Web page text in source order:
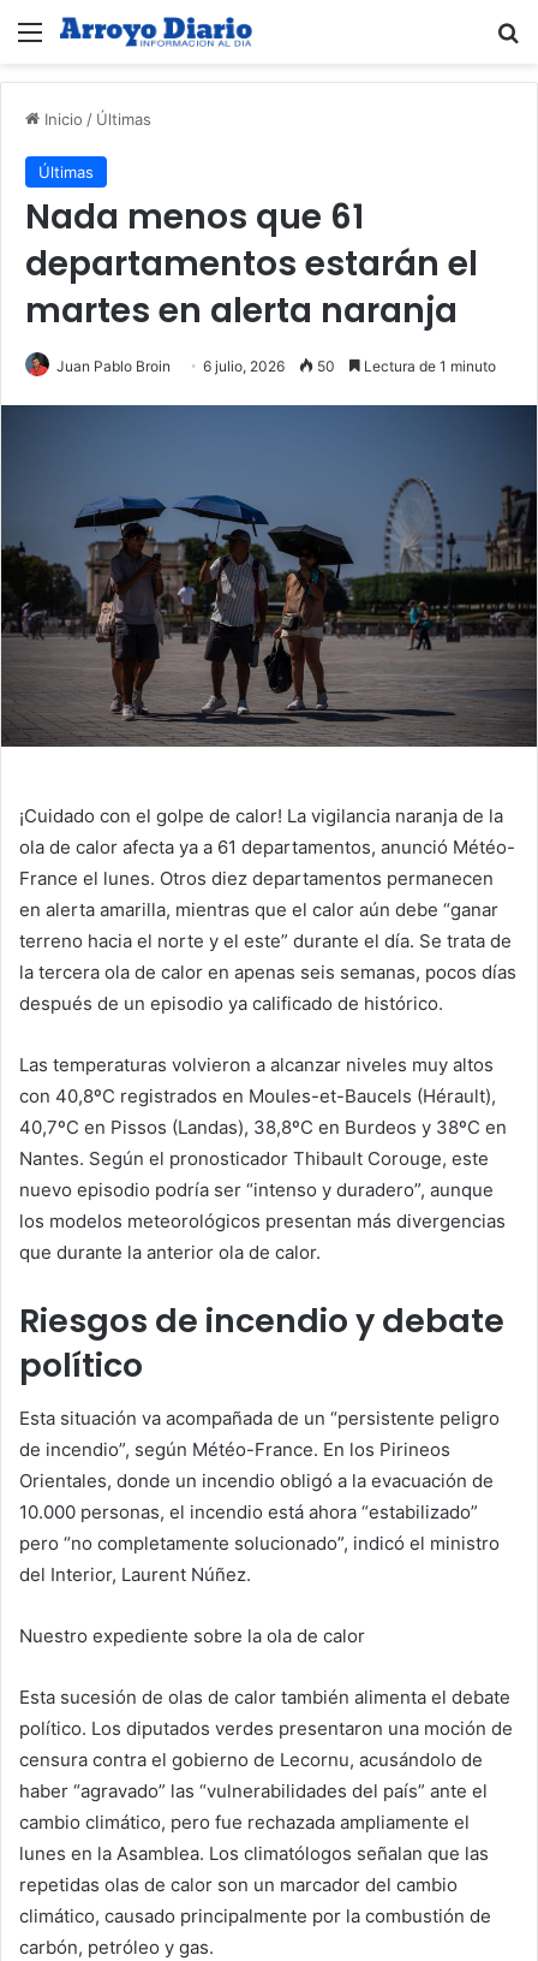
Menú
Inicio / Últimas
Últimas
Nada menos que 61
departamentos estarán el
martes en alerta naranja
Juan Pablo Broin 6 julio, 2026 50 Lectura de 1 minuto
¡Cuidado con el golpe de calor! La vigilancia naranja de la
ola de calor afecta ya a 61 departamentos, anunció Météo-
France el lunes. Otros diez departamentos permanecen
en alerta amarilla, mientras que el calor aún debe “ganar
terreno hacia el norte y el este” durante el día. Se trata de
la tercera ola de calor en apenas seis semanas, pocos días
después de un episodio ya calificado de histórico.
Las temperaturas volvieron a alcanzar niveles muy altos
con 40,8ºC registrados en Moules-et-Baucels (Hérault),
40,7ºC en Pissos (Landas), 38,8ºC en Burdeos y 38ºC en
Nantes. Según el pronosticador Thibault Corouge, este
nuevo episodio podría ser “intenso y duradero”, aunque
los modelos meteorológicos presentan más divergencias
que durante la anterior ola de calor.
Riesgos de incendio y debate
político
Esta situación va acompañada de un “persistente peligro
de incendio”, según Météo-France. En los Pirineos
Orientales, donde un incendio obligó a la evacuación de
10.000 personas, el incendio está ahora “estabilizado”
pero “no completamente solucionado”, indicó el ministro
del Interior, Laurent Núñez.
Nuestro expediente sobre la ola de calor
Esta sucesión de olas de calor también alimenta el debate
político. Los diputados verdes presentaron una moción de
censura contra el gobierno de Lecornu, acusándolo de
haber “agravado” las “vulnerabilidades del país” ante el
cambio climático, pero fue rechazada ampliamente el
lunes en la Asamblea. Los climatólogos señalan que las
repetidas olas de calor son un marcador del cambio
climático, causado principalmente por la combustión de
carbón, petróleo y gas.